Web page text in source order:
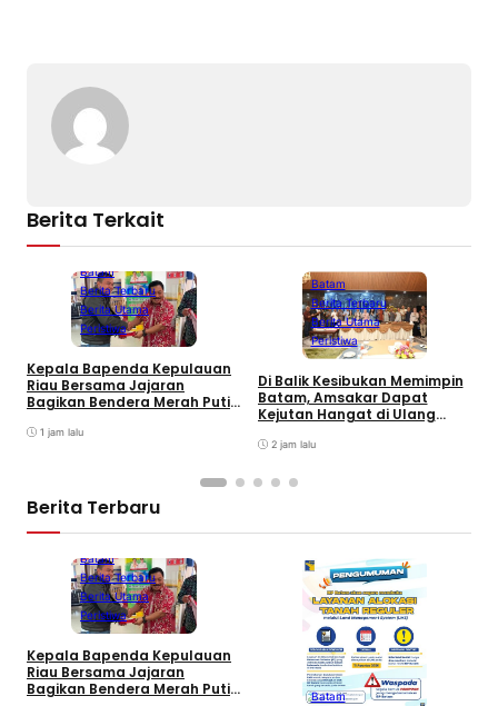
Berita Terkait
Batam
Berita Terbaru
Berita Utama
Peristiwa
Kepala Bapenda Kepulauan
Riau Bersama Jajaran
Bagikan Bendera Merah Putih
Bermotor di Kantor Samsat
1 jam lalu
Batam
Berita Terbaru
Berita Utama
Peristiwa
Di Balik Kesibukan Memimpin
Batam, Amsakar Dapat
Kejutan Hangat di Ulang
2 jam lalu
Berita Terbaru
Batam
Berita Terbaru
Berita Utama
Peristiwa
Kepala Bapenda Kepulauan
Riau Bersama Jajaran
Bagikan Bendera Merah Putih
Batam